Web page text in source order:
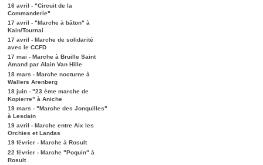
16 avril - "Circuit de la
Commanderie"
17 avril - "Marche à bâton" à
Kain/Tournai
17 avril - Marche de solidarité
avec le CCFD
17 mai - Marche à Bruille Saint
Amand par Alain Van Hille
18 mars - Marche nocturne à
Wallers Arenberg
18 juin - "23 ème marche de
Kopierre" à Aniche
19 mars - "Marche des Jonquilles"
à Lesdain
19 avril - Marche entre Aix les
Orchies et Landas
19 février - Marche à Rosult
22 février - Marche "Poquin" à
Rosult